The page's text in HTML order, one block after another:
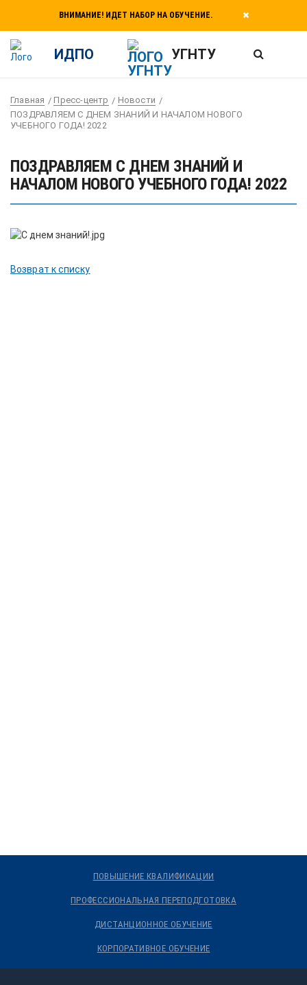
ВНИМАНИЕ! ИДЕТ НАБОР НА ОБУЧЕНИЕ.
ИДПО УГНТУ
Главная Пресс-центр
Новости
ПОЗДРАВЛЯЕМ С ДНЕМ ЗНАНИЙ И НАЧАЛОМ НОВОГО
УЧЕБНОГО ГОДА! 2022
ПОЗДРАВЛЯЕМ С ДНЕМ ЗНАНИЙ И
НАЧАЛОМ НОВОГО УЧЕБНОГО ГОДА! 2022
Возврат к списку
ПОВЫШЕНИЕ КВАЛИФИКАЦИИ
ПРОФЕССИОНАЛЬНАЯ ПЕРЕПОДГОТОВКА
ДИСТАНЦИОННОЕ ОБУЧЕНИЕ
КОРПОРАТИВНОЕ ОБУЧЕНИЕ